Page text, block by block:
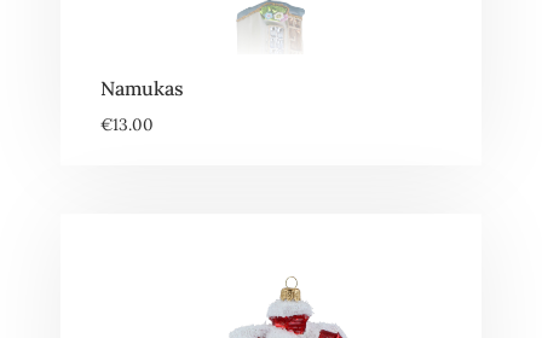
Namukas
€13.00